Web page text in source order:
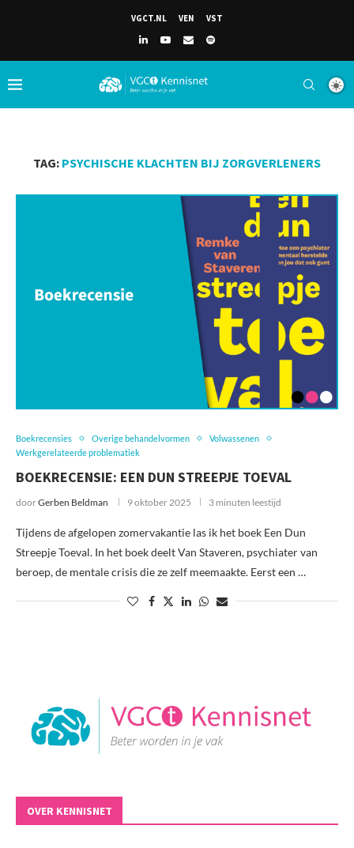
VGCT.NL VEN VST
TAG: PSYCHISCHE KLACHTEN BIJ ZORGVERLENERS
Boekrecensies Overige behandelvormen
Volwassenen
Werkgerelateerde problematiek
BOEKRECENSIE: EEN DUN STREEPJE TOEVAL
doorGerben Beldman 9 oktober 2025 3 minuten leestijd
Tijdens de afgelopen zomervakantie las ik het boek Een Dun
Streepje Toeval. In het boek deelt Van Staveren, psychiater van
beroep, de mentale crisis die ze zelf meemaakte. Eerst een …
OVER KENNISNET